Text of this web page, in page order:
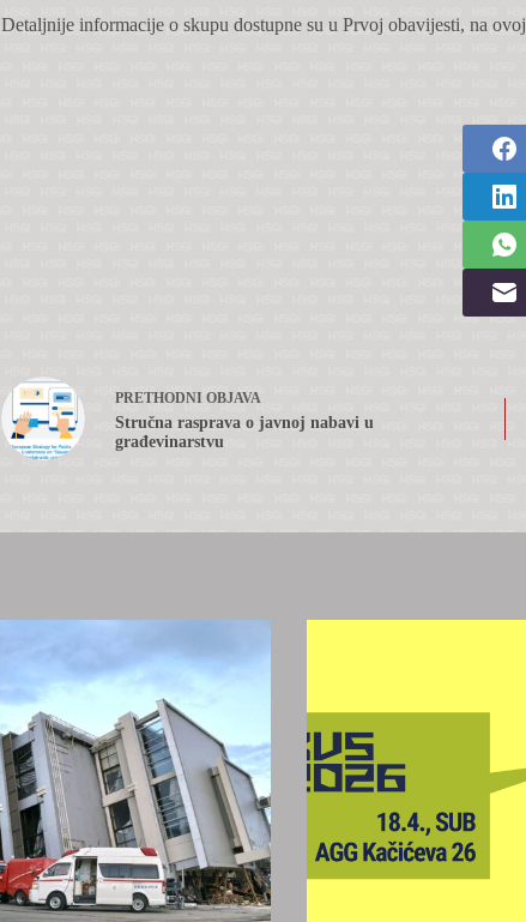
Detaljnije informacije o skupu dostupne su u Prvoj obavijesti, na ovoj
PRETHODNI OBJAVA
Stručna rasprava o javnoj nabavi u
građevinarstvu